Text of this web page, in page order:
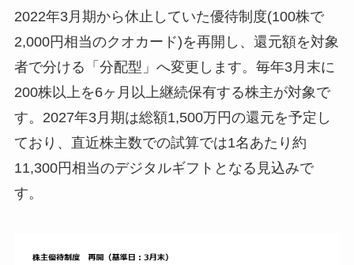
2022年3月期から休止していた優待制度(100株で
2,000円相当のクオカード)を再開し、還元額を対象
者で分ける「分配型」へ変更します。毎年3月末に
200株以上を6ヶ月以上継続保有する株主が対象で
す。2027年3月期は総額1,500万円の還元を予定し
ており、直近株主数での試算では1名あたり約
11,300円相当のデジタルギフトとなる見込みで
す。